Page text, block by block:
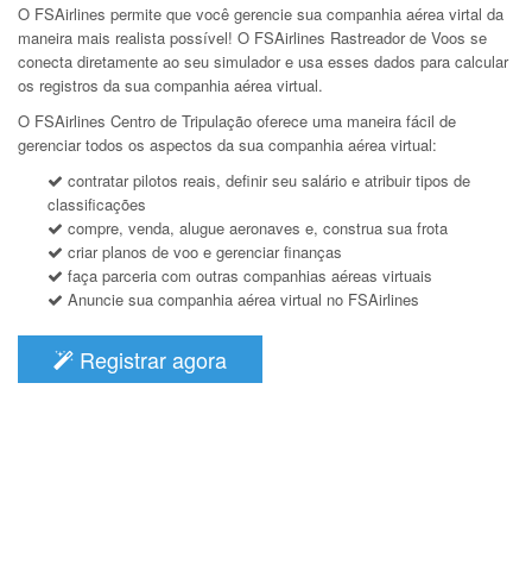
O FSAirlines permite que você gerencie sua companhia aérea virtal da
maneira mais realista possível! O FSAirlines Rastreador de Voos se
conecta diretamente ao seu simulador e usa esses dados para calcular
os registros da sua companhia aérea virtual.
O FSAirlines Centro de Tripulação oferece uma maneira fácil de
gerenciar todos os aspectos da sua companhia aérea virtual:
contratar pilotos reais, definir seu salário e atribuir tipos de
classificações
compre, venda, alugue aeronaves e, construa sua frota
criar planos de voo e gerenciar finanças
faça parceria com outras companhias aéreas virtuais
Anuncie sua companhia aérea virtual no FSAirlines
Registrar agora